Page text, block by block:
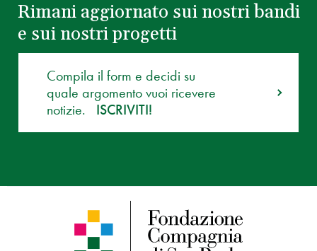
Rimani aggiornato sui nostri bandi
e sui nostri progetti
Compila il form e decidi su
quale argomento vuoi ricevere
notizie.
ISCRIVITI!